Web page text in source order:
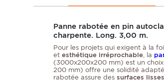
Panne rabotée en pin
charpente. Long. 3,00 m.
Pour les projets qui exigent à la
et esthétique irréprochable, la
(3000x200x200 mm) est un
200 mm) offre une solidité
rabotée assure des surfaces lisses